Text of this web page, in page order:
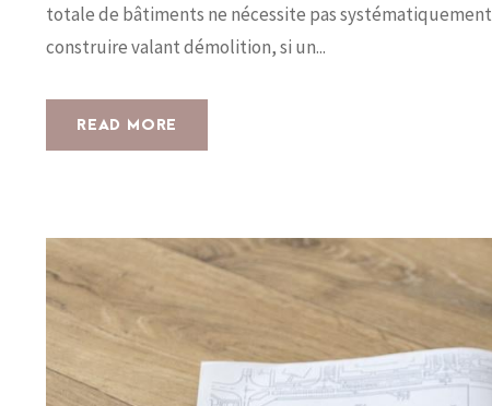
totale de bâtiments ne nécessite pas
construire valant démolition, si un...
READ MORE